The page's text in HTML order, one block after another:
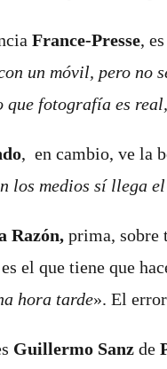
France-Presse,
un móvil, pero no
fotografía es
, en cambio, ve la
los medios sí llega
Razón, prima, sobre
el que tiene que
hora tarde». El
Guillermo Sanz de